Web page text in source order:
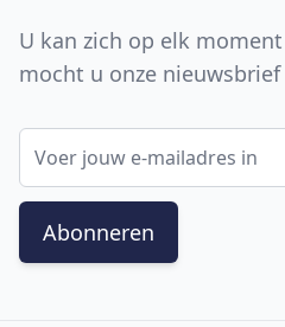
U kan zich op elk
mocht u onze
E-mail adres
Abonneren